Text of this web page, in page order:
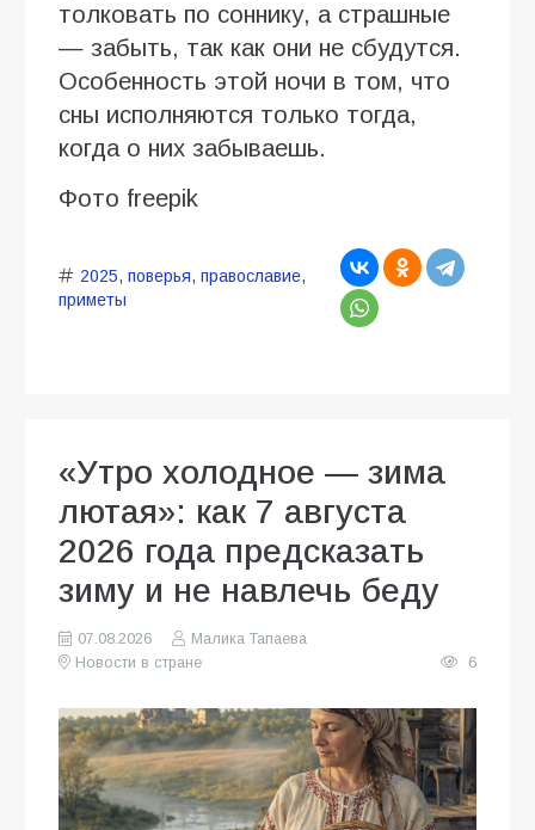
толковать по соннику, а страшные
— забыть, так как они не сбудутся.
Особенность этой ночи в том, что
сны исполняются только тогда,
когда о них забываешь.
Фото freepik
2025, поверья, православие,
приметы
«Утро холодное — зима
лютая»: как 7 августа
2026 года предсказать
зиму и не навлечь беду
07.08.2026
Малика Тапаева
Новости в стране
6